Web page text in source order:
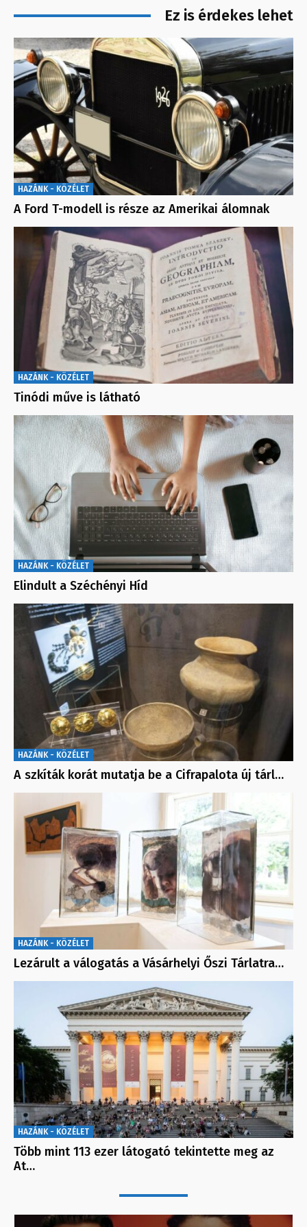
Ez is érdekes lehet
HAZÁNK - KÖZÉLET
A Ford T-modell is része az Amerikai álomnak
HAZÁNK - KÖZÉLET
Tinódi műve is látható
HAZÁNK - KÖZÉLET
Elindult a Széchényi Híd
HAZÁNK - KÖZÉLET
A szkíták korát mutatja be a Cifrapalota új tárl…
HAZÁNK - KÖZÉLET
Lezárult a válogatás a Vásárhelyi Őszi Tárlatra…
HAZÁNK - KÖZÉLET
Több mint 113 ezer látogató tekintette meg az
At…